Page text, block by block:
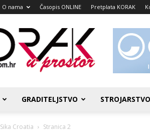
O nama Časopis ONLINE Pretplata KORAK
Korak
u
prostor
GRADITELJSTVO STROJARSTVO
Sika Croatia Stranica 2